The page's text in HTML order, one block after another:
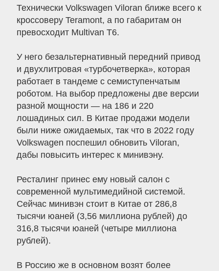
Технически Volkswagen Viloran ближе всего к
кроссоверу Teramont, а по габаритам он
превосходит Multivan T6.
У него безальтернативный передний привод
и двухлитровая «турбочетверка», которая
работает в тандеме с семиступенчатым
роботом. На выбор предложены две версии
разной мощности — на 186 и 220
лошадиных сил. В Китае продажи модели
были ниже ожидаемых, так что в 2022 году
Volkswagen поспешил обновить Viloran,
дабы повысить интерес к минивэну.
Ресталинг принес ему новый салон с
современной мультимедийной системой.
Сейчас минивэн стоит в Китае от 286,8
тысячи юаней (3,56 миллиона рублей) до
316,8 тысячи юаней (четыре миллиона
рублей).
В Россию же в основном возят более